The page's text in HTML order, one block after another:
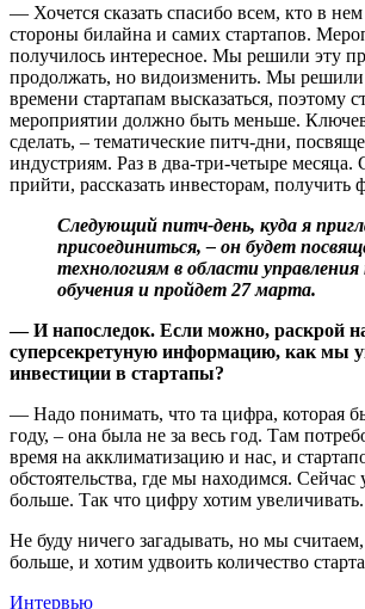
— Хочется сказать спасибо всем, кто в нем
стороны билайна и самих стартапов.
получилось интересное. Мы решили эту
продолжать, но видоизменить. Мы решили
времени стартапам высказаться, поэтому
мероприятии должно быть меньше.
сделать, – тематические питч-дни,
индустриям. Раз в два-три-четыре месяца.
прийти, рассказать инвесторам, получить
Следующий питч-день, куда я
присоединиться, – он будет
технологиям в области управления
обучения и пройдет 27 марта.
— И напоследок. Если можно, раскрой
суперсекретуную информацию, как мы
инвестиции в стартапы?
— Надо понимать, что та цифра, которая
году, – она была не за весь год. Там
время на акклиматизацию и нас, и
обстоятельства, где мы находимся. Сейчас
больше. Так что цифру хотим увеличивать.
Не буду ничего загадывать, но мы считаем,
больше, и хотим удвоить количество
Интервью